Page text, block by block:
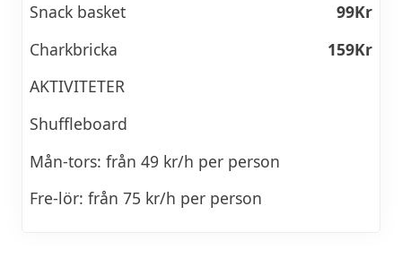
Snack basket
99Kr
Charkbricka
159Kr
AKTIVITETER
Shuffleboard
Mån-tors: från 49 kr/h per person
Fre-lör: från 75 kr/h per person